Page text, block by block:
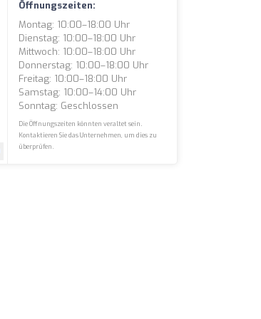
Öffnungszeiten:
Montag: 10:00–18:00 Uhr
Dienstag: 10:00–18:00 Uhr
Mittwoch: 10:00–18:00 Uhr
Donnerstag: 10:00–18:00 Uhr
Freitag: 10:00–18:00 Uhr
Samstag: 10:00–14:00 Uhr
Sonntag: Geschlossen
Die Öffnungszeiten könnten veraltet sein.
Kontaktieren Sie das Unternehmen, um dies zu
überprüfen.